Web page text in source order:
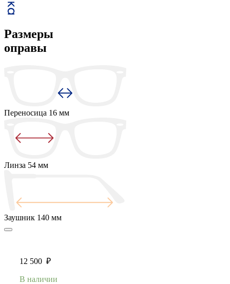
Размеры
оправы
Переносица 16 мм
Линза 54 мм
Заушник 140 мм
12 500 ₽
В наличии